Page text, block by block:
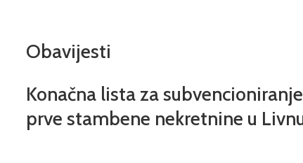
Obavijesti
Konačna lista za
prve stambene nekretnine u